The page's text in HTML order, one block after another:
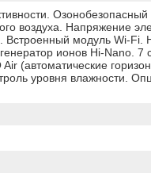
воздуха. Напряжение
модуль Wi-Fi.
ионов Hi-Nano. 7
Air (автоматические
уровня влажности.